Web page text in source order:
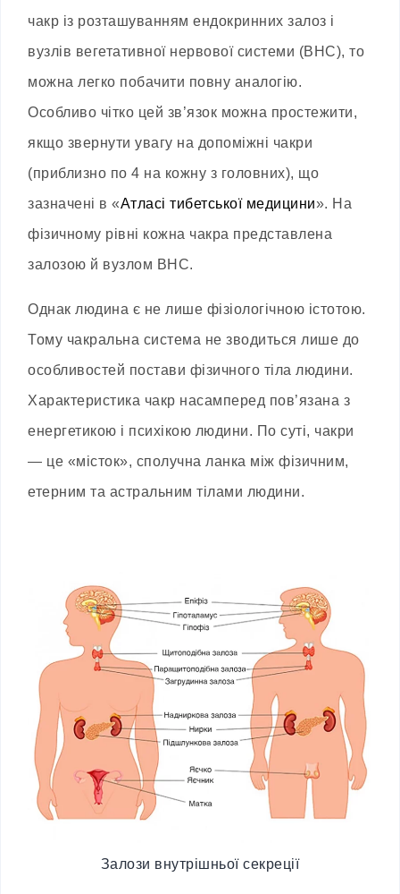
чакр із розташуванням ендокринних залоз і
вузлів вегетативної нервової системи (ВНС), то
можна легко побачити повну аналогію.
Особливо чітко цей зв’язок можна простежити,
якщо звернути увагу на допоміжні чакри
(приблизно по 4 на кожну з головних), що
зазначені в «Атласі тибетської медицини». На
фізичному рівні кожна чакра представлена
залозою й вузлом ВНС.
Однак людина є не лише фізіологічною істотою.
Тому чакральна система не зводиться лише до
особливостей постави фізичного тіла людини.
Характеристика чакр насамперед пов’язана з
енергетикою і психікою людини. По суті, чакри
— це «місток», сполучна ланка між фізичним,
етерним та астральним тілами людини.
Залози внутрішньої секреції